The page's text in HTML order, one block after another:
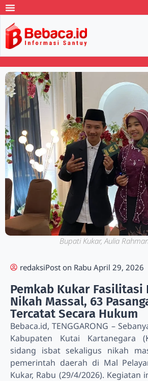
Bupati Kukar, Aulia
redaksiPost on Rabu April 29, 2026
Pemkab Kukar Fasilitasi
Nikah Massal, 63
Tercatat Secara Hukum
Bebaca.id, TENGGARONG –
Kabupaten Kutai Kartanegara
sidang isbat sekaligus nikah
pemerintah daerah di Mal
Kukar, Rabu (29/4/2026).